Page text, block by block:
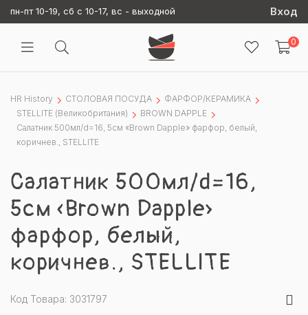
пн-пт 10-19, сб с 10-17, вс - выходной Вход
0
HR History СТОЛОВАЯ ПОСУДА
ФАРФОР/КЕРАМИКА
STELLITE (Великобритания)
BROWN DAPPLE
Салатник 500мл/d=16, 5см «Brown Dapple» фарфор, белый,
коричнев., STELLITE
Салатник 500мл/d=16,
5см «Brown Dapple»
фарфор, белый,
коричнев., STELLITE
Код Товара: 3031797